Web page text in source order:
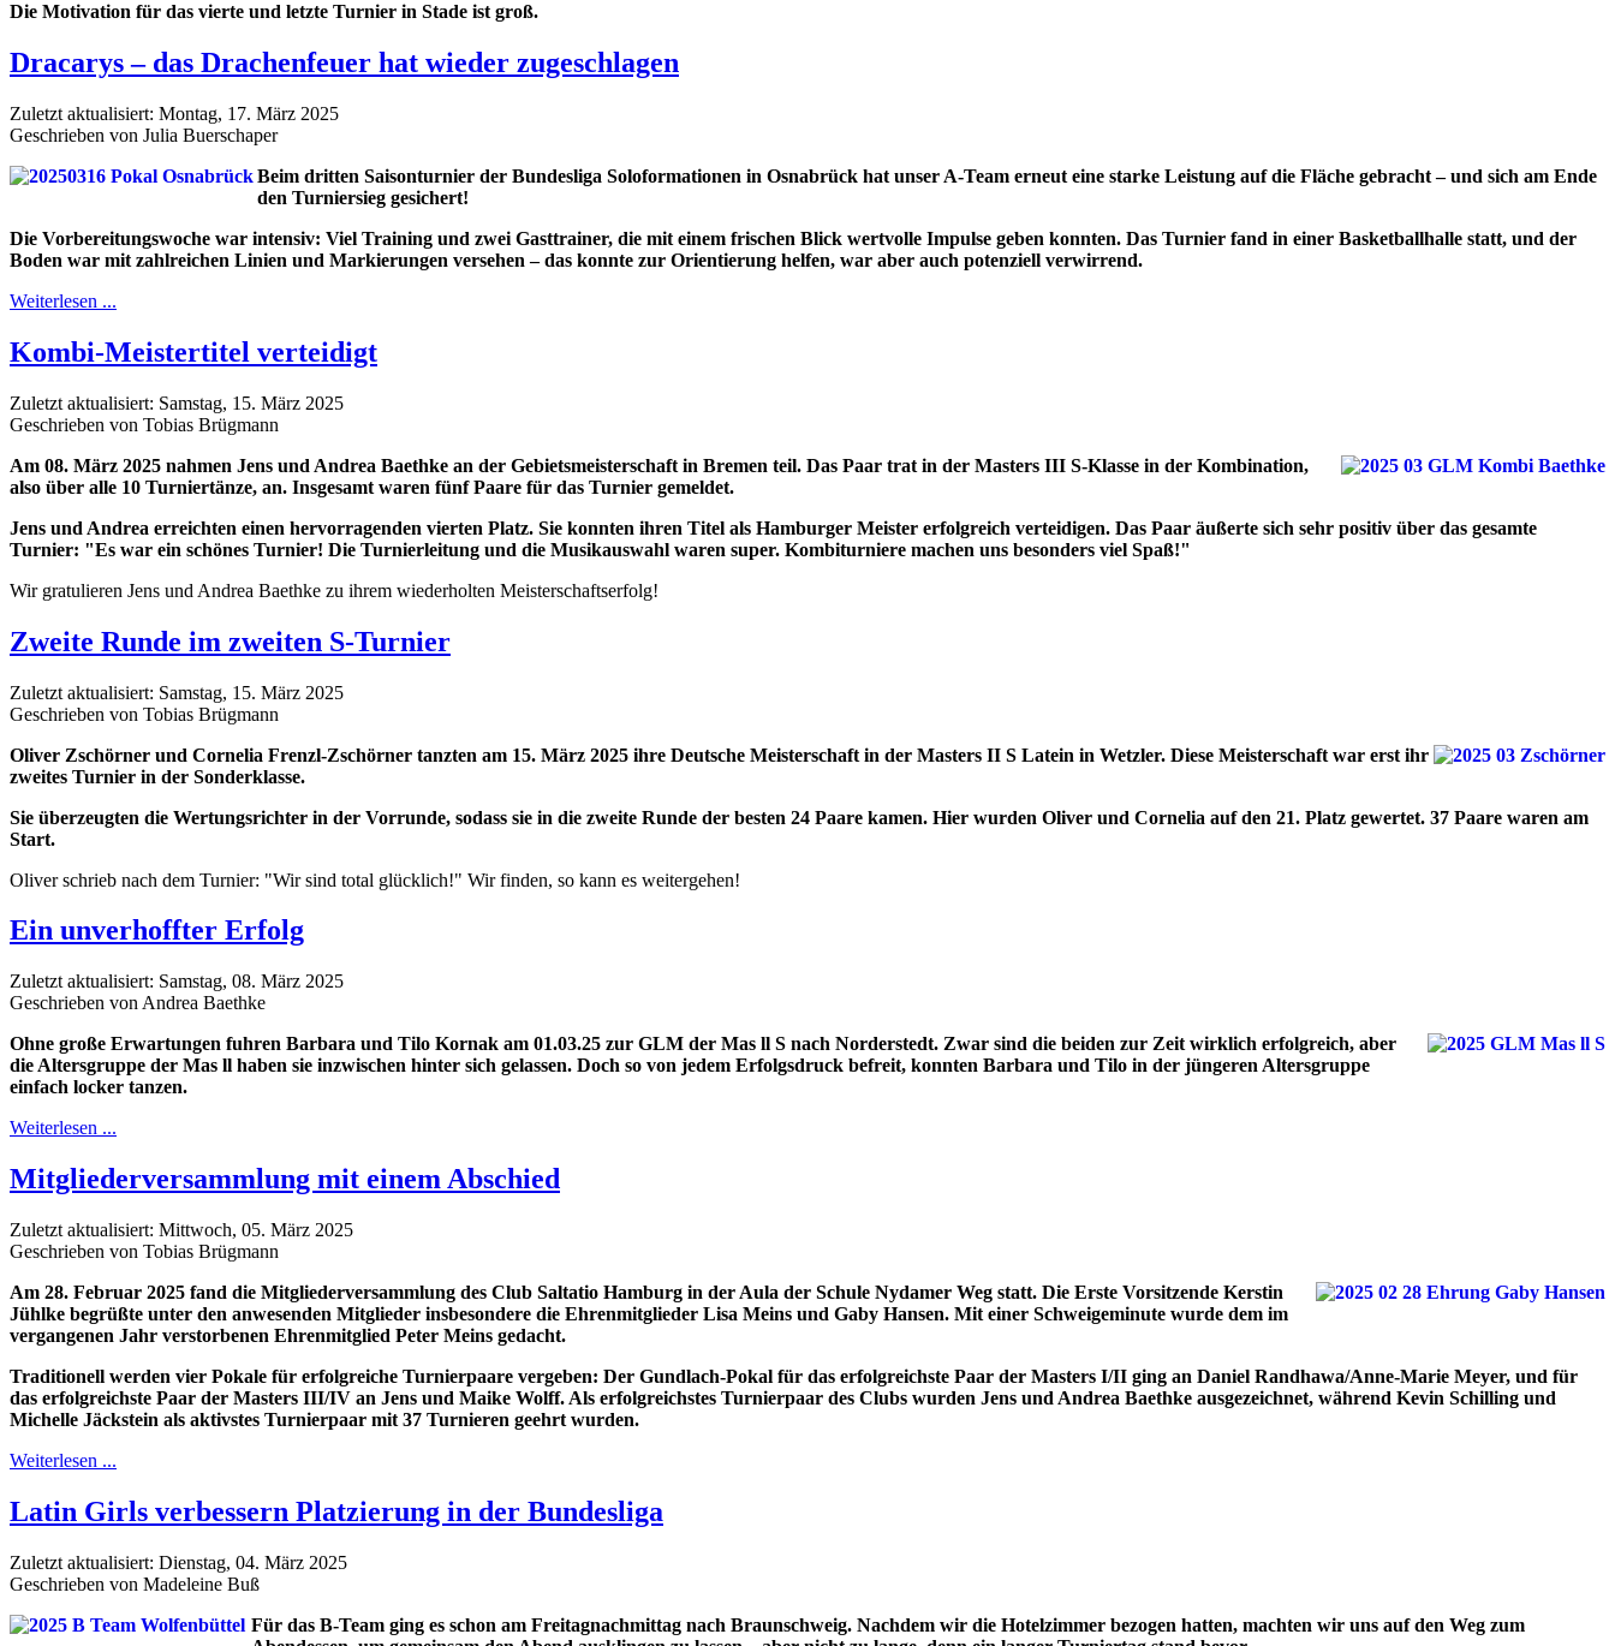
Die Motivation für das vierte und letzte Turnier in Stade ist groß.
Dracarys – das Drachenfeuer hat wieder zugeschlagen
Zuletzt aktualisiert: Montag, 17. März 2025
Geschrieben von Julia Buerschaper
Beim dritten Saisonturnier der Bundesliga Soloformationen in Osnabrück hat unser A-Team erneut eine starke Leistung auf die Fläche gebracht – und sich am Ende
den Turniersieg gesichert!
Die Vorbereitungswoche war intensiv: Viel Training und zwei Gasttrainer, die mit einem frischen Blick wertvolle Impulse geben konnten. Das Turnier fand in einer Basketballhalle statt, und der
Boden war mit zahlreichen Linien und Markierungen versehen – das konnte zur Orientierung helfen, war aber auch potenziell verwirrend.
Weiterlesen ...
Kombi-Meistertitel verteidigt
Zuletzt aktualisiert: Samstag, 15. März 2025
Geschrieben von Tobias Brügmann
Am 08. März 2025 nahmen Jens und Andrea Baethke an der Gebietsmeisterschaft in Bremen teil. Das Paar trat in der Masters III S-Klasse in der Kombination,
also über alle 10 Turniertänze, an. Insgesamt waren fünf Paare für das Turnier gemeldet.
Jens und Andrea erreichten einen hervorragenden vierten Platz. Sie konnten ihren Titel als Hamburger Meister erfolgreich verteidigen. Das Paar äußerte sich sehr positiv über das gesamte
Turnier: "Es war ein schönes Turnier! Die Turnierleitung und die Musikauswahl waren super. Kombiturniere machen uns besonders viel Spaß!"
Wir gratulieren Jens und Andrea Baethke zu ihrem wiederholten Meisterschaftserfolg!
Zweite Runde im zweiten S-Turnier
Zuletzt aktualisiert: Samstag, 15. März 2025
Geschrieben von Tobias Brügmann
Oliver Zschörner und Cornelia Frenzl-Zschörner tanzten am 15. März 2025 ihre Deutsche Meisterschaft in der Masters II S Latein in Wetzler. Diese Meisterschaft war erst ihr
zweites Turnier in der Sonderklasse.
Sie überzeugten die Wertungsrichter in der Vorrunde, sodass sie in die zweite Runde der besten 24 Paare kamen. Hier wurden Oliver und Cornelia auf den 21. Platz gewertet. 37 Paare waren am
Start.
Oliver schrieb nach dem Turnier: "Wir sind total glücklich!" Wir finden, so kann es weitergehen!
Ein unverhoffter Erfolg
Zuletzt aktualisiert: Samstag, 08. März 2025
Geschrieben von Andrea Baethke
Ohne große Erwartungen fuhren Barbara und Tilo Kornak am 01.03.25 zur GLM der Mas ll S nach Norderstedt. Zwar sind die beiden zur Zeit wirklich erfolgreich, aber
die Altersgruppe der Mas ll haben sie inzwischen hinter sich gelassen. Doch so von jedem Erfolgsdruck befreit, konnten Barbara und Tilo in der jüngeren Altersgruppe
einfach locker tanzen.
Weiterlesen ...
Mitgliederversammlung mit einem Abschied
Zuletzt aktualisiert: Mittwoch, 05. März 2025
Geschrieben von Tobias Brügmann
Am 28. Februar 2025 fand die Mitgliederversammlung des Club Saltatio Hamburg in der Aula der Schule Nydamer Weg statt. Die Erste Vorsitzende Kerstin
Jühlke begrüßte unter den anwesenden Mitglieder insbesondere die Ehrenmitglieder Lisa Meins und Gaby Hansen. Mit einer Schweigeminute wurde dem im
vergangenen Jahr verstorbenen Ehrenmitglied Peter Meins gedacht.
Traditionell werden vier Pokale für erfolgreiche Turnierpaare vergeben: Der Gundlach-Pokal für das erfolgreichste Paar der Masters I/II ging an Daniel Randhawa/Anne-Marie Meyer, und für
das erfolgreichste Paar der Masters III/IV an Jens und Maike Wolff. Als erfolgreichstes Turnierpaar des Clubs wurden Jens und Andrea Baethke ausgezeichnet, während Kevin Schilling und
Michelle Jäckstein als aktivstes Turnierpaar mit 37 Turnieren geehrt wurden.
Weiterlesen ...
Latin Girls verbessern Platzierung in der Bundesliga
Zuletzt aktualisiert: Dienstag, 04. März 2025
Geschrieben von Madeleine Buß
Für das B-Team ging es schon am Freitagnachmittag nach Braunschweig. Nachdem wir die Hotelzimmer bezogen hatten, machten wir uns auf den Weg zum